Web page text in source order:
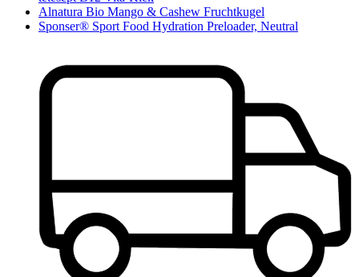
Alnatura Bio Mango & Cashew Fruchtkugel
Sponser® Sport Food Hydration Preloader, Neutral